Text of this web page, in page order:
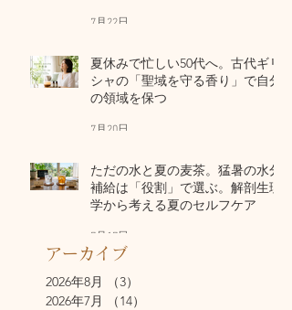
7月22日
夏休みで忙しい50代へ。古代ギリ
シャの「聖域を守る香り」で自分
の領域を保つ
7月20日
ただの水と夏の麦茶。猛暑の水分
補給は「役割」で選ぶ。解剖生理
学から考える夏のセルフケア
7月17日
アーカイブ
2026年8月
（3）
2026年7月
（14）